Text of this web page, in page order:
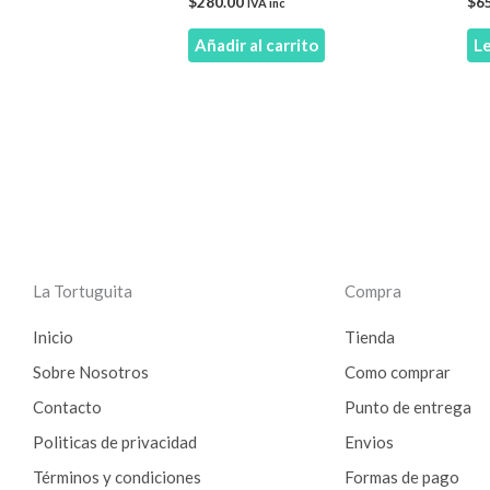
IVA inc
Añadir al carrito
La Tortuguita
Inicio
Sobre Nosotros
Contacto
Politicas de privacidad
Términos y condiciones
Compra
Tienda
Como comprar
Punto de entrega
Envios
Formas de pago